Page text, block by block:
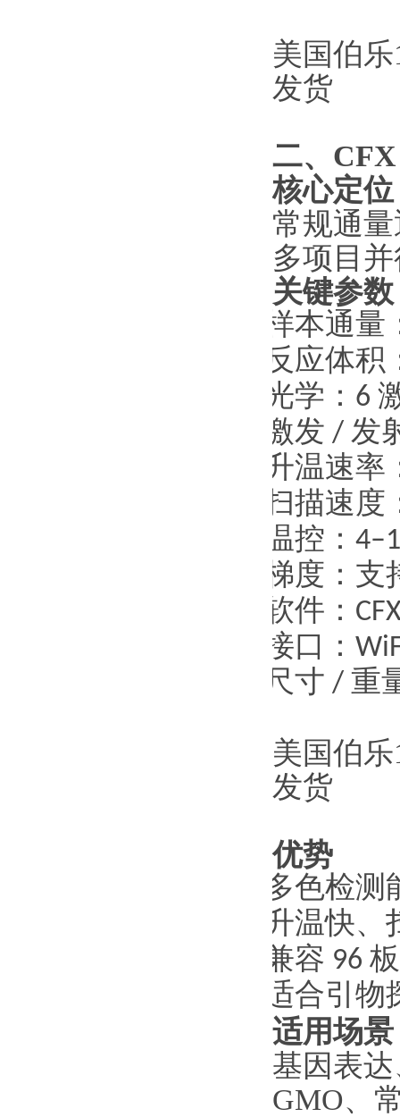
美国伯乐
发货
二、
核心定位
常规通
多项目
关键参数
样本通量
反应体积
光学： 6
激发 / 发
升温速率
扫描速度
温控：
梯度：支
软件：
接口：
尺寸 / 重
美国伯乐
发货
优势
多色检测
升温快、
兼容 96
适合引物
适用场景
基因表
GMO、